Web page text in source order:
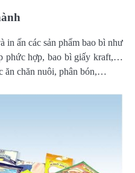
in ấn các sản phẩm bao bì như
phức hợp, bao bì giấy kraft,…
ăn chăn nuôi, phân bón,…